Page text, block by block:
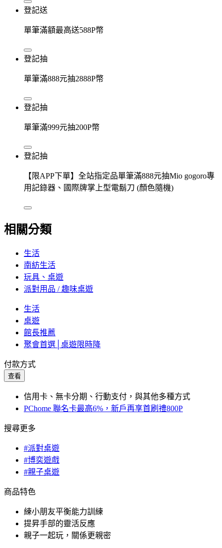
登記送
單筆滿額最高送588P幣
登記抽
單筆滿888元抽2888P幣
登記抽
單筆滿999元抽200P幣
登記抽
【限APP下單】全站指定品單筆滿888元抽Mio gogoro專
用記錄器、國際牌掌上型電鬍刀 (顏色隨機)
相關分類
生活
南紡生活
玩具、桌遊
派對用品 / 趣味桌遊
生活
桌遊
館長推薦
聚會首選│桌遊限時降
付款方式
查看
信用卡、無卡分期、行動支付，與其他多種方式
PChome 聯名卡最高6%，新戶再享首刷禮800P
搜尋更多
#派對桌遊
#博奕遊戲
#親子桌遊
商品特色
練小朋友平衡能力訓練
提昇手部的靈活反應
親子一起玩，關係更親密